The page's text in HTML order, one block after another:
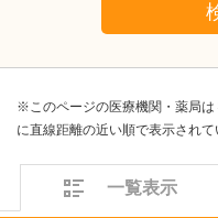
※このページの医療機関・薬局は
に直線距離の近い順で表示されて
一覧表示